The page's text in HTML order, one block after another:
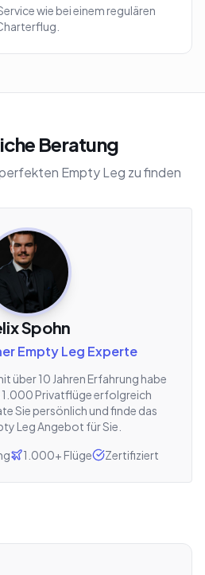
wie bei einem regulären
Beratung
Empty Leg zu finden
Spohn
Empty Leg Experte
über 10 Jahren Erfahrung habe
1.000 Privatflüge erfolgreich
Sie persönlich und finde das
Leg Angebot für Sie.
1.000+ Flüge Zertifiziert